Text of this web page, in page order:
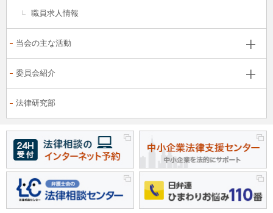
職員求人情報
当会の主な活動
委員会紹介
法律研究部